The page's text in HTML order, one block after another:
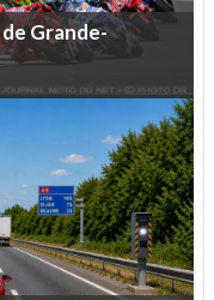
deGrande-